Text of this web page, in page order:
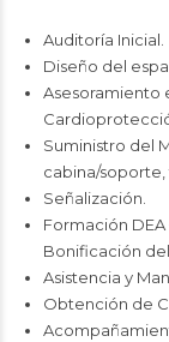
Auditoría Inicial.
Diseño del
Asesoramiento
Suministro del
cabina/soporte,
Señalización.
Formación
Bonificación del
Asistencia y
Obtención de